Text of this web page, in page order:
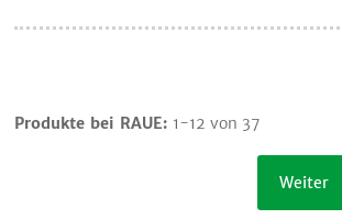
Einkauf
Produkte bei RAUE: 1-12 von 37
Weiter